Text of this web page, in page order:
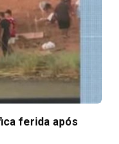
ferida após